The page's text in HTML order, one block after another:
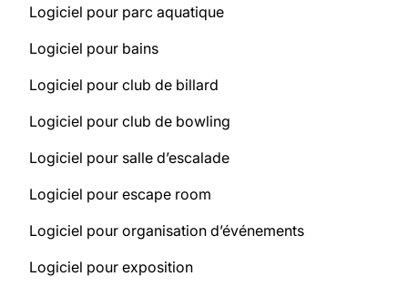
Logiciel pour parc aquatique
Logiciel pour bains
Logiciel pour club de billard
Logiciel pour club de bowling
Logiciel pour salle d’escalade
Logiciel pour escape room
Logiciel pour organisation d’événements
Logiciel pour exposition